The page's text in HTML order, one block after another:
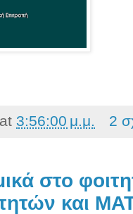
at 3:56:00 μ.μ. 2
στο
και